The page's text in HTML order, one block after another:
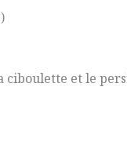
ciboulette et le